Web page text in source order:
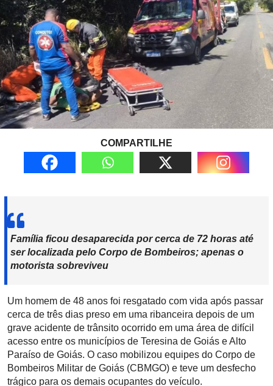
COMPARTILHE
Família ficou desaparecida por cerca de 72 horas até
ser localizada pelo Corpo de Bombeiros; apenas o
motorista sobreviveu
Um homem de 48 anos foi resgatado com vida após passar
cerca de três dias preso em uma ribanceira depois de um
grave acidente de trânsito ocorrido em uma área de difícil
acesso entre os municípios de Teresina de Goiás e Alto
Paraíso de Goiás. O caso mobilizou equipes do Corpo de
Bombeiros Militar de Goiás (CBMGO) e teve um desfecho
trágico para os demais ocupantes do veículo.